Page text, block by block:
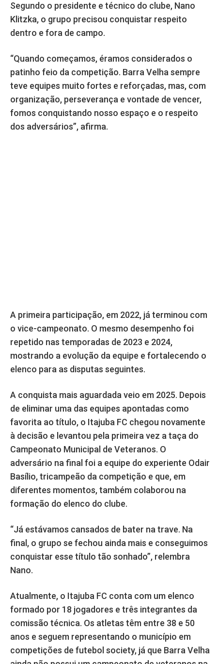
Segundo o presidente e técnico do clube, Nano
Klitzka, o grupo precisou conquistar respeito
dentro e fora de campo.
“Quando começamos, éramos considerados o
patinho feio da competição. Barra Velha sempre
teve equipes muito fortes e reforçadas, mas, com
organização, perseverança e vontade de vencer,
fomos conquistando nosso espaço e o respeito
dos adversários”, afirma.
A primeira participação, em 2022, já terminou com
o vice-campeonato. O mesmo desempenho foi
repetido nas temporadas de 2023 e 2024,
mostrando a evolução da equipe e fortalecendo o
elenco para as disputas seguintes.
A conquista mais aguardada veio em 2025. Depois
de eliminar uma das equipes apontadas como
favorita ao título, o Itajuba FC chegou novamente
à decisão e levantou pela primeira vez a taça do
Campeonato Municipal de Veteranos. O
adversário na final foi a equipe do experiente Odair
Basílio, tricampeão da competição e que, em
diferentes momentos, também colaborou na
formação do elenco do clube.
“Já estávamos cansados de bater na trave. Na
final, o grupo se fechou ainda mais e conseguimos
conquistar esse título tão sonhado”, relembra
Nano.
Atualmente, o Itajuba FC conta com um elenco
formado por 18 jogadores e três integrantes da
comissão técnica. Os atletas têm entre 38 e 50
anos e seguem representando o município em
competições de futebol society, já que Barra Velha